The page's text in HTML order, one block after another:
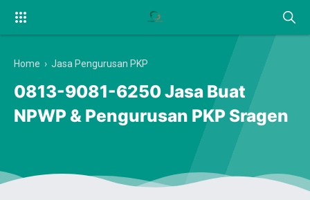
Home › Jasa Pengurusan PKP
0813-9081-6250 Jasa Buat
NPWP & Pengurusan PKP Sragen